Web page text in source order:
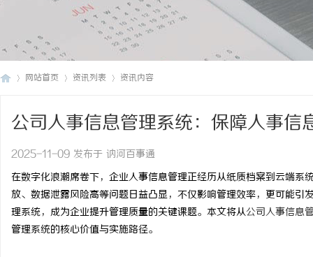
网站首页 资讯列表 资讯内容
公司人事信息管理系统：保障人事信
2025-11-09 发布于 讷河百事通
在数字化浪潮席卷下，企业人事信息管理正经历从纸质档案到云端
放、数据泄露风险高等问题日益凸显，不仅影响管理效率，更可能
理系统，成为企业提升管理质量的关键课题。本文将从公司人事信息
管理系统的核心价值与实施路径。